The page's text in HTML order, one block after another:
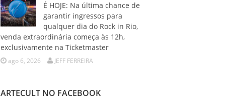
É HOJE: Na última chance de
garantir ingressos para
qualquer dia do Rock in Rio,
venda extraordinária começa às 12h,
exclusivamente na Ticketmaster
ago 6, 2026 JEFF FERREIRA
ARTECULT NO FACEBOOK